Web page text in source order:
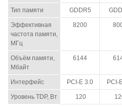
Тип памяти GDDR5
Эффективная
частота памяти,
МГц
8200
Объём памяти,
Мбайт
6144
Интерфейс PCI-E 3.0 PCI-
Уровень TDP, Вт 120